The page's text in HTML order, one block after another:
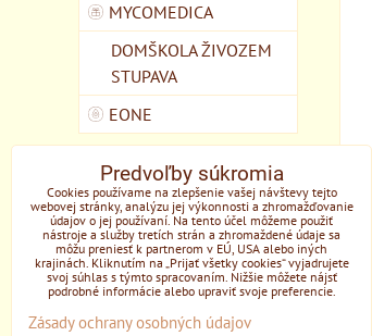
MYCOMEDICA
DOMŠKOLA ŽIVOZEM
STUPAVA
EONE
Predvoľby súkromia
Cookies používame na zlepšenie vašej návštevy tejto
webovej stránky, analýzu jej výkonnosti a zhromažďovanie
údajov o jej používaní. Na tento účel môžeme použiť
nástroje a služby tretích strán a zhromaždené údaje sa
môžu preniesť k partnerom v EÚ, USA alebo iných
krajinách. Kliknutím na „Prijať všetky cookies“ vyjadrujete
svoj súhlas s týmto spracovaním. Nižšie môžete nájsť
podrobné informácie alebo upraviť svoje preferencie.
Zásady ochrany osobných údajov